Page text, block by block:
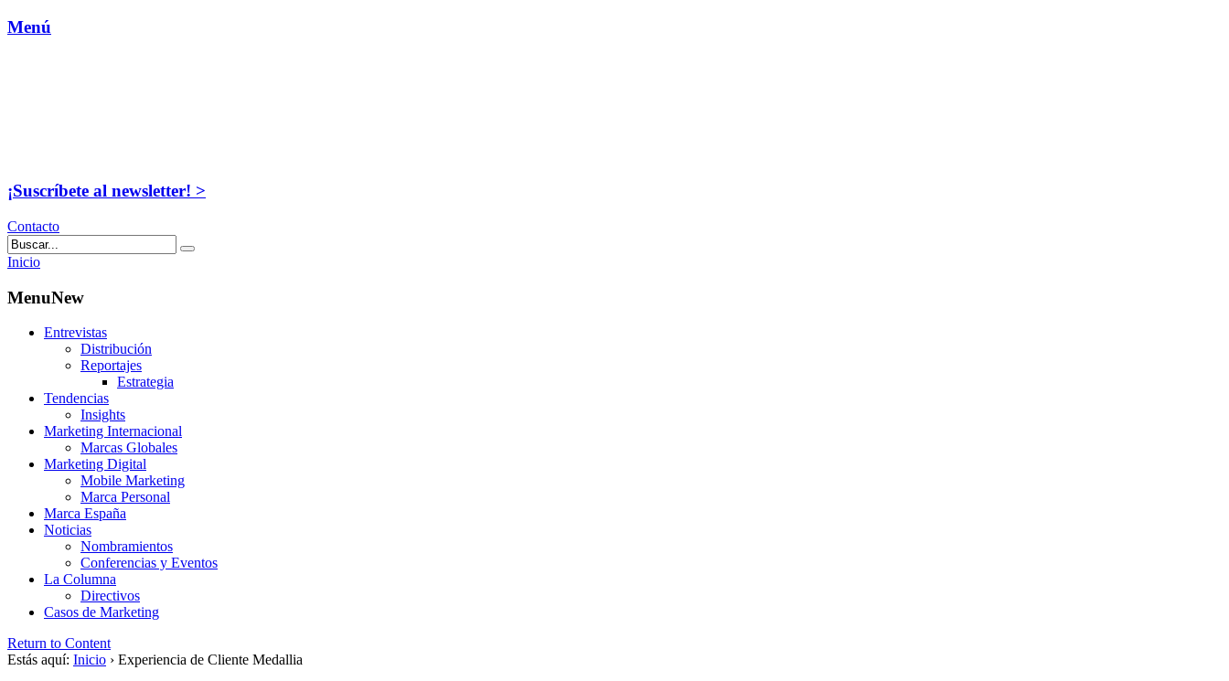
Menú
¡Suscríbete al newsletter! >
Contacto
Inicio
MenuNew
Entrevistas
Distribución
Reportajes
Estrategia
Tendencias
Insights
Marketing Internacional
Marcas Globales
Marketing Digital
Mobile Marketing
Marca Personal
Marca España
Noticias
Nombramientos
Conferencias y Eventos
La Columna
Directivos
Casos de Marketing
Return to Content
Estás aquí: Inicio › Experiencia de Cliente Medallia